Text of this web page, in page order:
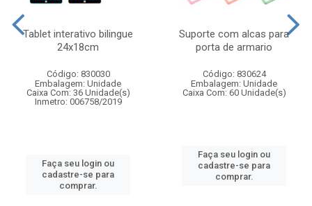
Tablet interativo bilingue
24x18cm
Código: 830030
Embalagem: Unidade
Caixa Com: 36 Unidade(s)
Inmetro: 006758/2019
Faça seu login ou
cadastre-se para
comprar.
Suporte com alcas para
porta de armario
Código: 830624
Embalagem: Unidade
Caixa Com: 60 Unidade(s)
Faça seu login ou
cadastre-se para
comprar.